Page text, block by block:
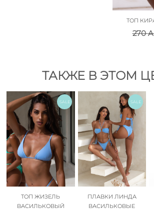
ТОП
270
ТАКЖЕ В ЭТОМ
SALE
ТОП ЖИЗЕЛЬ
ВАСИЛЬКОВЫЙ
SALE
ПЛАВКИ ЛИНДА
ВАСИЛЬКОВЫЕ